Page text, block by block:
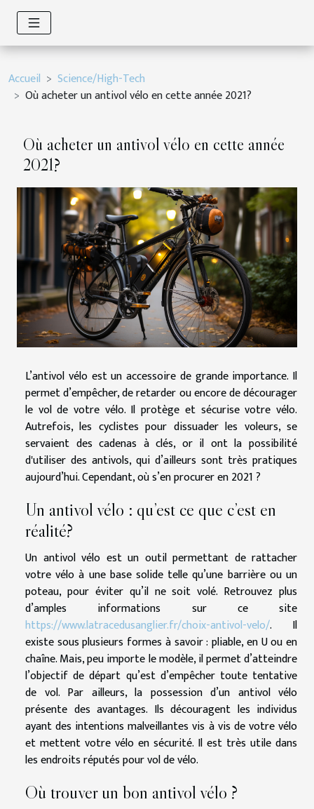
Accueil
Science/High-Tech
Où acheter un antivol vélo en cette année 2021?
Où acheter un antivol vélo en cette année
2021?
L’antivol vélo est un accessoire de grande importance. Il
permet d’empêcher, de retarder ou encore de décourager
le vol de votre vélo. Il protège et sécurise votre vélo.
Autrefois, les cyclistes pour dissuader les voleurs, se
servaient des cadenas à clés, or il ont la possibilité
d'utiliser des antivols, qui d’ailleurs sont très pratiques
aujourd’hui. Cependant, où s’en procurer en 2021 ?
Un antivol vélo : qu’est ce que c’est en
réalité?
Un antivol vélo est un outil permettant de rattacher
votre vélo à une base solide telle qu’une barrière ou un
poteau, pour éviter qu’il ne soit volé. Retrouvez plus
d’amples informations sur ce site
https://www.latracedusanglier.fr/choix-antivol-velo/. Il
existe sous plusieurs formes à savoir : pliable, en U ou en
chaîne. Mais, peu importe le modèle, il permet d’atteindre
l’objectif de départ qu’est d’empêcher toute tentative
de vol. Par ailleurs, la possession d’un antivol vélo
présente des avantages. Ils découragent les individus
ayant des intentions malveillantes vis à vis de votre vélo
et mettent votre vélo en sécurité. Il est très utile dans
les endroits réputés pour vol de vélo.
Où trouver un bon antivol vélo ?